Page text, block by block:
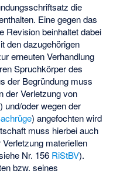
die
Eine gegen das
Revision beinhaltet dabei
den dazugehörigen
erneuten Verhandlung
Spruchkörper des
der Begründung muss
der Verletzung von
und/oder wegen der
) angefochten wird
muss hierbei auch
materiellen
Nr. 156 RiStBV).
bzw. seines